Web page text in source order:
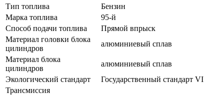
Тип топлива
Бензин
Марка топлива
95-й
Способ подачи топлива
Прямой впрыск
Материал головки блока
цилиндров
алюминиевый сплав
Материал блока
цилиндров
алюминиевый сплав
Экологический стандарт
Государственный стандарт VI
Трансмиссия